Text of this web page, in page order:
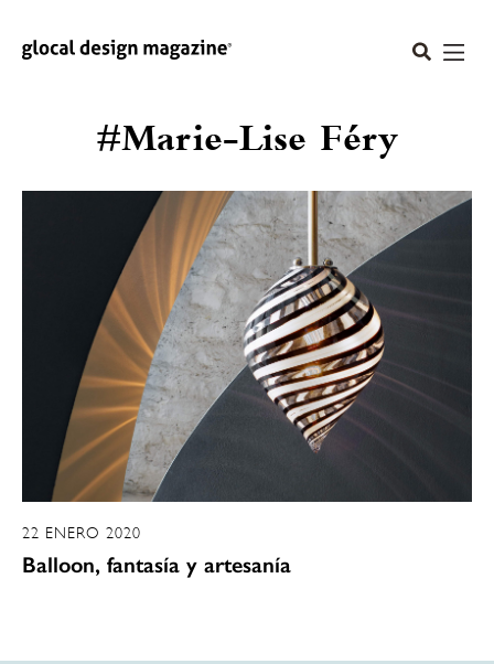
#Marie-Lise Féry
22 ENERO 2020
Balloon, fantasía y artesanía